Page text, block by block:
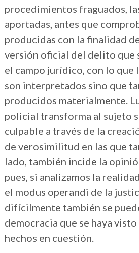
procedimientos fraguados,
aportadas, antes que
producidas con la finalidad
versión oficial del delito que
el campo jurídico, con lo que
son interpretados sino que
producidos materialmente.
policial transforma al sujeto
culpable a través de la
de verosimilitud en las que
lado, también incide la
pues, si analizamos la
el modus operandi de la
difícilmente también se
democracia que se haya
hechos en cuestión.